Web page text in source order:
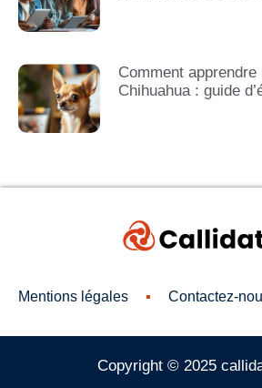
Comment
Chihuahua : guide
Mentions légales Contactez-
Copyright © 2025